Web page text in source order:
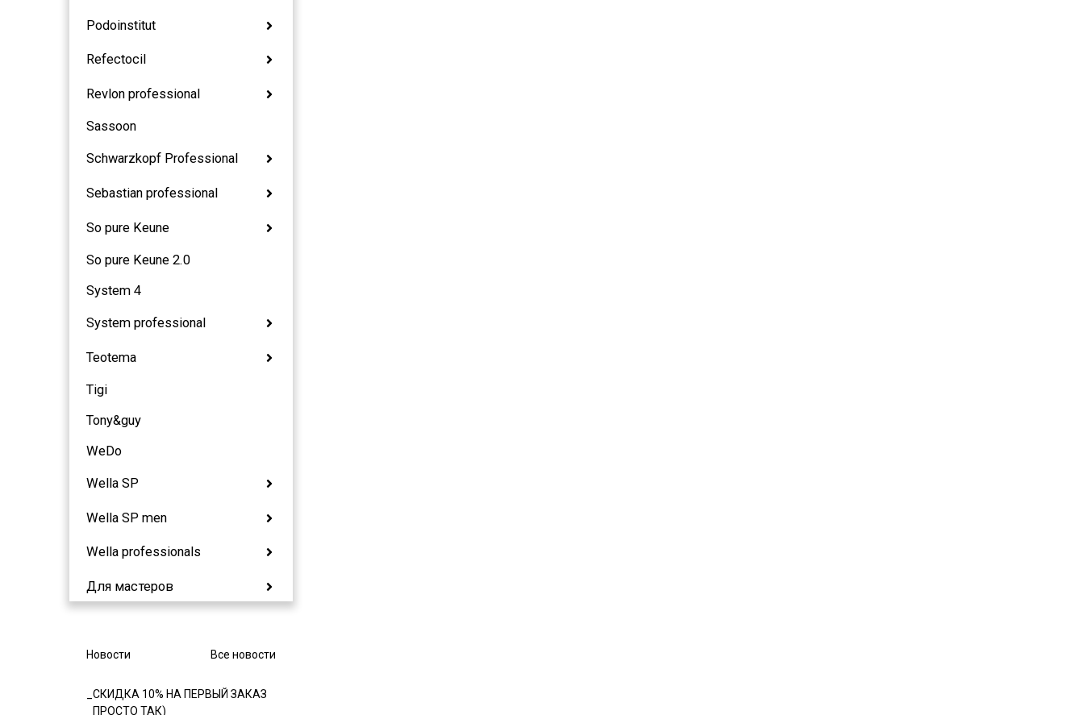
Podoinstitut
Refectocil
Revlon professional
Sassoon
Schwarzkopf Professional
Sebastian professional
So pure Keune
So pure Keune 2.0
System 4
System professional
Teotema
Tigi
Tony&guy
WeDo
Wella SP
Wella SP men
Wella professionals
Для мастеров
Новости Все новости
_СКИДКА 10% НА ПЕРВЫЙ ЗАКАЗ
_ПРОСТО ТАК)